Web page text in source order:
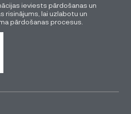
ieviests pārdošanas un
risinājums, lai uzlabotu un
pārdošanas procesus.